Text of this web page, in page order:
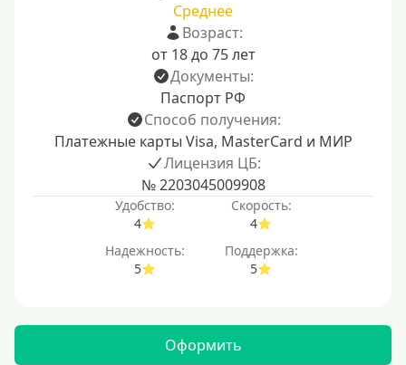
Среднее
Возраст:
от 18 до 75 лет
Документы:
Паспорт РФ
Способ получения:
Платежные карты Visa, MasterCard и МИР
Лицензия ЦБ:
№ 2203045009908
Удобство:
4
Скорость:
4
Надежность:
5
Поддержка:
5
Оформить